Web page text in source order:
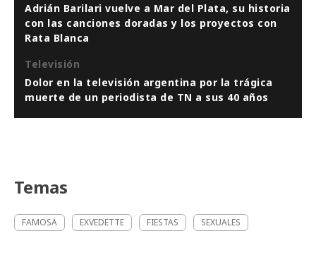
Adrián Barilari vuelve a Mar del Plata, su historia
con las canciones doradas y los proyectos con
Rata Blanca
Televisión
Dolor en la televisión argentina por la trágica
muerte de un periodista de TN a sus 40 años
Temas
FAMOSA EXVEDETTE FIESTAS SEXUALES